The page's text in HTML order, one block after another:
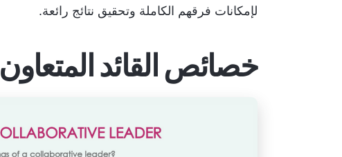
لإمكانات فرقهم الكاملة وتحقيق نتائج رائعة.
خصائص القائد المتعاون